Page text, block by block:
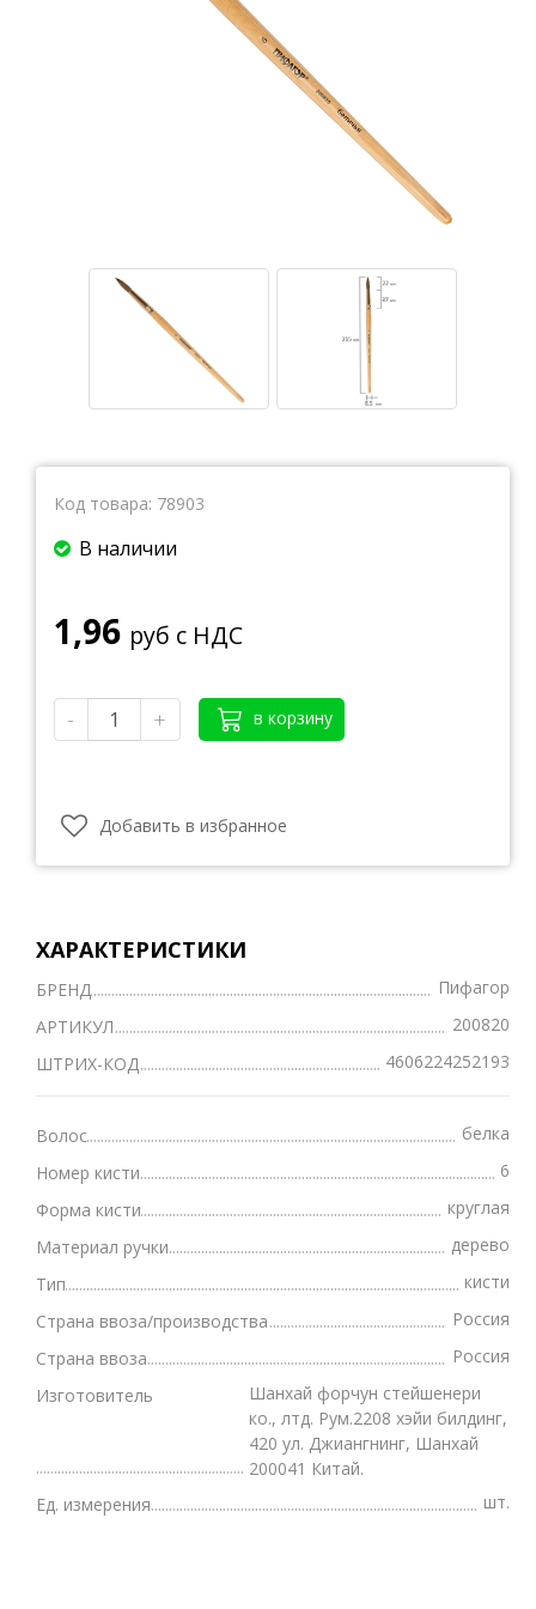
Ватманы, калька, бумага миллиметровая, форматки
Бумага для художественных и дизайнерских работ
Бумага в рулоне и стопе
Код товара: 78903
В наличии
1,96 руб с НДС
- + в корзину
Добавить в избранное
ХАРАКТЕРИСТИКИ
БРЕНД
Пифагор
АРТИКУЛ
200820
ШТРИХ-КОД
4606224252193
Волос
белка
Номер кисти
6
Форма кисти
круглая
Материал ручки
дерево
Тип
кисти
Страна ввоза/производства
Россия
Страна ввоза
Россия
Изготовитель
Шанхай форчун стейшенери
ко., лтд. Рум.2208 хэйи билдинг,
420 ул. Джиангнинг, Шанхай
200041 Китай.
Ед. измерения
шт.